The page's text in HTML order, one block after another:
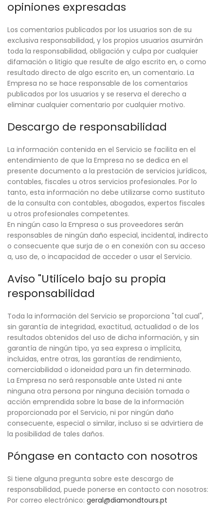
opiniones expresadas
Los comentarios publicados por los usuarios son de su
exclusiva responsabilidad, y los propios usuarios asumirán
toda la responsabilidad, obligación y culpa por cualquier
difamación o litigio que resulte de algo escrito en, o como
resultado directo de algo escrito en, un comentario. La
Empresa no se hace responsable de los comentarios
publicados por los usuarios y se reserva el derecho a
eliminar cualquier comentario por cualquier motivo.
Descargo de responsabilidad
La información contenida en el Servicio se facilita en el
entendimiento de que la Empresa no se dedica en el
presente documento a la prestación de servicios jurídicos,
contables, fiscales u otros servicios profesionales. Por lo
tanto, esta información no debe utilizarse como sustituto
de la consulta con contables, abogados, expertos fiscales
u otros profesionales competentes.
En ningún caso la Empresa o sus proveedores serán
responsables de ningún daño especial, incidental, indirecto
o consecuente que surja de o en conexión con su acceso
a, uso de, o incapacidad de acceder o usar el Servicio.
Aviso "Utilícelo bajo su propia
responsabilidad
Toda la información del Servicio se proporciona "tal cual",
sin garantía de integridad, exactitud, actualidad o de los
resultados obtenidos del uso de dicha información, y sin
garantía de ningún tipo, ya sea expresa o implícita,
incluidas, entre otras, las garantías de rendimiento,
comerciabilidad o idoneidad para un fin determinado.
La Empresa no será responsable ante Usted ni ante
ninguna otra persona por ninguna decisión tomada o
acción emprendida sobre la base de la información
proporcionada por el Servicio, ni por ningún daño
consecuente, especial o similar, incluso si se advirtiera de
la posibilidad de tales daños.
Póngase en contacto con nosotros
Si tiene alguna pregunta sobre este descargo de
responsabilidad, puede ponerse en contacto con nosotros:
Por correo electrónico: geral@diamondtours.pt